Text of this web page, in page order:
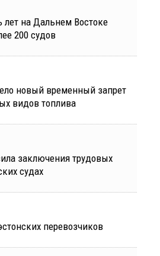
лет на Дальнем Востоке
200 судов
новый временный запрет
видов топлива
заключения трудовых
судах
перевозчиков